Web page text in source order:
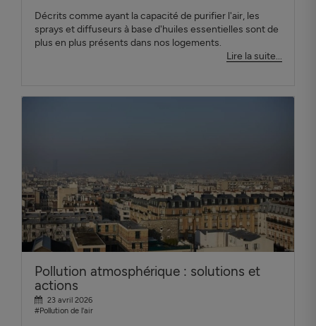
Décrits comme ayant la capacité de purifier l'air, les
sprays et diffuseurs à base d'huiles essentielles sont de
plus en plus présents dans nos logements.
Lire la suite...
Pollution atmosphérique : solutions et
actions
23 avril 2026
#Pollution de l'air